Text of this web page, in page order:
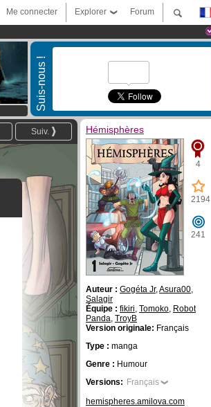
Forum
Explorer
Me connecter
Suis-nous !
Suiv. Hémisphères
4
2194
241
Auteur : Gogéta Jr,Asura00,
Salagir
Équipe : fikiri, Tomoko, Robot
Panda, TroyB
Version originale: Français
Type : manga
Genre : Humour
Versions: Français
hemispheres.amilova.com